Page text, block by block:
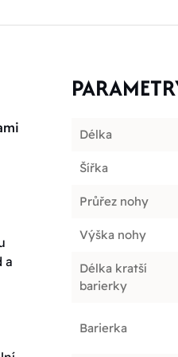
a
Délka
Šířka
Průřez nohy
Výška nohy
Délka kratší
barierky
Barierka